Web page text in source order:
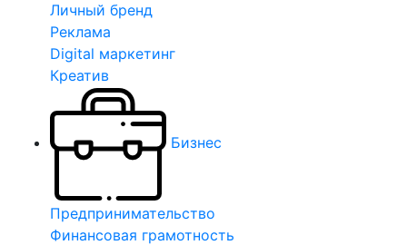
Личный бренд
Реклама
Digital маркетинг
Креатив
Бизнес
Предпринимательство
Финансовая грамотность